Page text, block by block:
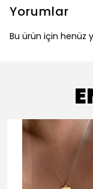
Yorumlar
Bu ürün için henüz